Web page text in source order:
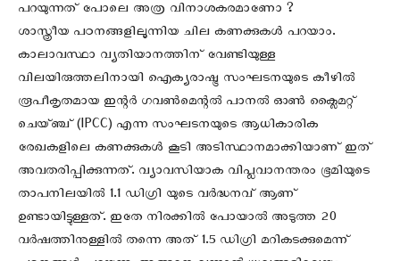
പറയുന്നത് പോലെ അത്ര വിനാശകരമാണോ ?
ശാസ്ത്രീയ പഠനങ്ങളിലൂന്നിയ ചില കണക്കുകൾ പറയാം.
കാലാവസ്ഥാ വ്യതിയാനത്തിന് വേണ്ടിയുള്ള
വിലയിരുത്തലിനായി ഐക്യരാഷ്ട്ര സംഘടനയുടെ കീഴിൽ
രൂപീകൃതമായ ഇന്റർ ഗവൺമെന്റൽ പാനൽ ഓൺ ക്ലൈമറ്റ്
ചെയ്ഞ്ച് (IPCC) എന്ന സംഘടനയുടെ ആധികാരിക
രേഖകളിലെ കണക്കുകൾ കൂടി അടിസ്ഥാനമാക്കിയാണ് ഇത്
അവതരിപ്പിക്കുന്നത്. വ്യാവസിയാക വിപ്ലവാനന്തരം ഭൂമിയുടെ
താപനിലയിൽ 1.1 ഡിഗ്രി യുടെ വർദ്ധനവ് ആണ്
ഉണ്ടായിട്ടുള്ളത്. ഇതേ നിരക്കിൽ പോയാൽ അടുത്ത 20
വർഷത്തിനുള്ളിൽ തന്നെ അത് 1.5 ഡിഗ്രി മറികടക്കുമെന്ന്